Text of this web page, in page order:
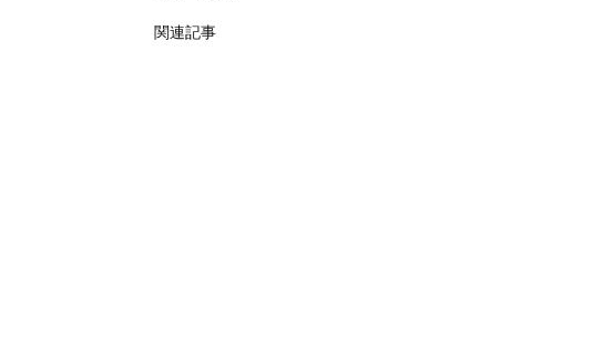
関連記事